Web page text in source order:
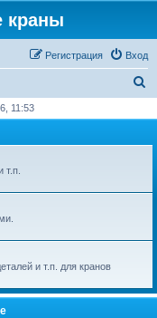
краны
Вход
Регистрация
с
11:53
т.п.
и т.п. для кранов